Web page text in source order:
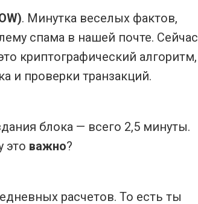
. Минутка веселых фактов,
спама в нашей почте. Сейчас
криптографический алгоритм,
и проверки транзакций.
блока — всего 2,5 минуты.
это важно?
расчетов. То есть ты